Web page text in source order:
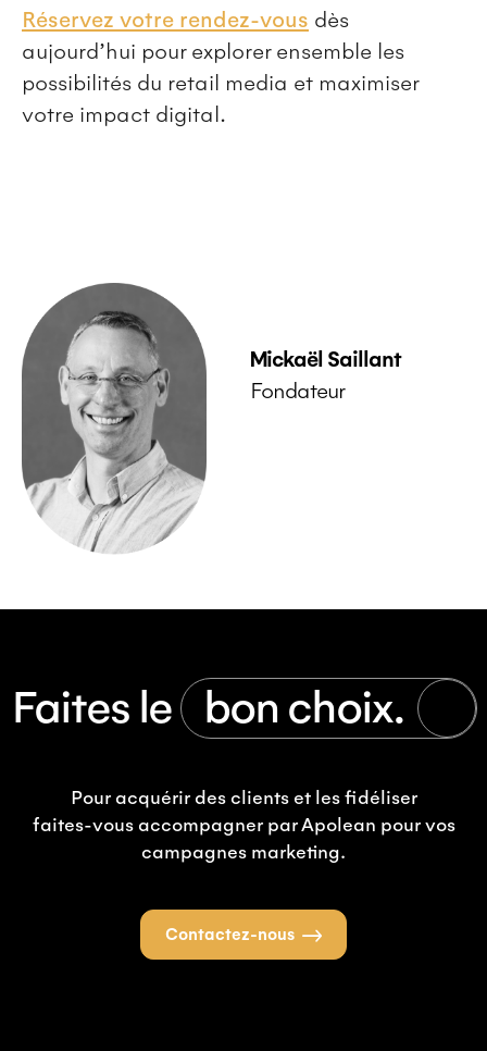
Réservez votre rendez-vous dès
aujourd’hui pour explorer ensemble les
possibilités du retail media et maximiser
votre impact digital.
Mickaël Saillant
Fondateur
Faites le bon choix.
Pour acquérir des clients et les fidéliser
faites-vous accompagner par Apolean pour vos
campagnes marketing.
Contactez-nous